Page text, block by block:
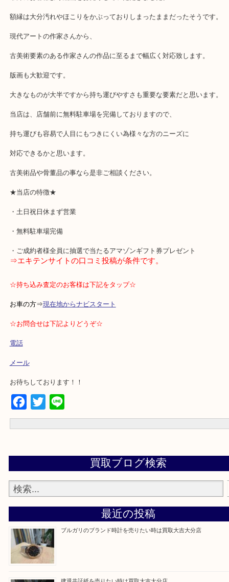
として買取満足度No1目指して日々奮闘中！
ットーに！営業中！
市外のお客様より絵画をお売りしていただきました。
額縁は大分汚れやほこりをかぶっておりしまったままだったそうで
現代アートの作家さんから、
古美術要素のある作家さんの作品に至るまで幅広く対応致します。
版画も大歓迎です。
古美術品や骨董品の事なら是非ご相談ください。
★当店の特徴★
・土日祝日休まず営業
・無料駐車場完備
・ご成約者様全員に抽選で当たるアマゾンギフト券プレゼント
⇒エキテンサイトの口コミ投稿が条件です。
☆持ち込み査定のお客様は下記をタップ☆
お車の方⇒現在地からナビスタート
☆お問合せは下記よりどうぞ☆
電話
お待ちしております！！
Facebook
Twitter
Line